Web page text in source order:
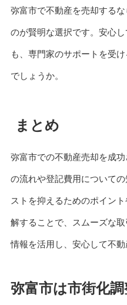
弥富市で不動産を売却する
のが賢明な選択です。安心
も、専門家のサポートを受
でしょうか。
まとめ
弥富市での不動産売却を成
の流れや登記費用について
ストを抑えるためのポイン
解することで、スムーズな
情報を活用し、安心して不動
弥富市は市街化